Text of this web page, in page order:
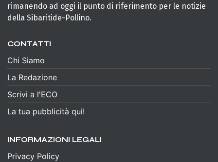
rimanendo ad oggi il punto di riferimento per le notizie
della Sibaritide-Pollino.
CONTATTI
Chi Siamo
La Redazione
Scrivi a l'ECO
La tua pubblicità qui!
INFORMAZIONI LEGALI
Privacy Policy